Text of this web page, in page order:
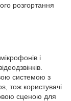
розгортання
і
системою з
тож користувачі
сценою для